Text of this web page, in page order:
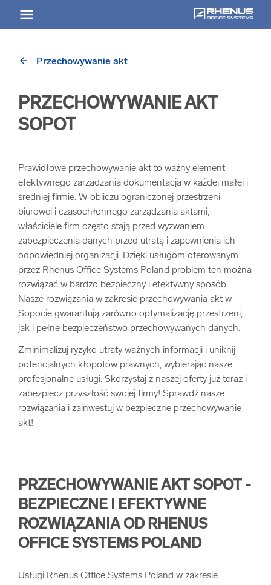
USŁUGI
Niszczenie nośników informacji arrow_forward
Archiwizowanie dokumentów
Przechowywanie dokumentacji arrow_forward
Usługi digitalizacjyjne arrow_forward
Osuszanie dokumentów arrow_forward
Pozostałe usługi arrow_forward
arrow_back Przechowywanie akt
PRZECHOWYWANIE AKT
SOPOT
Prawidłowe przechowywanie akt to ważny element
efektywnego zarządzania dokumentacją w każdej małej i
średniej firmie. W obliczu ograniczonej przestrzeni
biurowej i czasochłonnego zarządzania aktami,
właściciele firm często stają przed wyzwaniem
zabezpieczenia danych przed utratą i zapewnienia ich
odpowiedniej organizacji. Dzięki usługom oferowanym
przez Rhenus Office Systems Poland problem ten można
rozwiązać w bardzo bezpieczny i efektywny sposób.
Nasze rozwiązania w zakresie przechowywania akt w
Sopocie gwarantują zarówno optymalizację przestrzeni,
jak i pełne bezpieczeństwo przechowywanych danych.
Zminimalizuj ryzyko utraty ważnych informacji i uniknij
potencjalnych kłopotów prawnych, wybierając nasze
profesjonalne usługi. Skorzystaj z naszej oferty już teraz i
zabezpiecz przyszłość swojej firmy! Sprawdź nasze
rozwiązania i zainwestuj w bezpieczne przechowywanie
akt!
PRZECHOWYWANIE AKT SOPOT -
BEZPIECZNE I EFEKTYWNE
ROZWIĄZANIA OD RHENUS
OFFICE SYSTEMS POLAND
Usługi Rhenus Office Systems Poland w zakresie